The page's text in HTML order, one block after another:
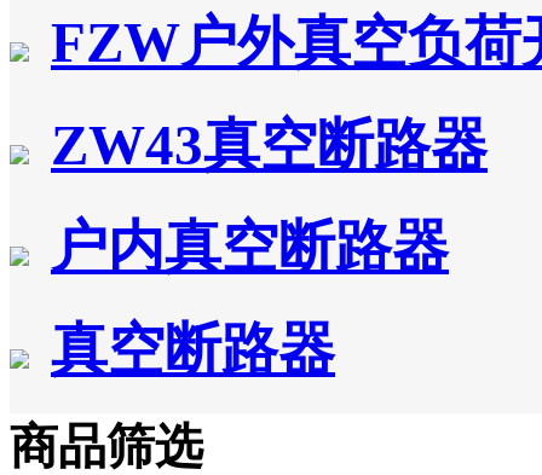
FZW户外真空负荷
ZW43真空断路器
户内真空断路器
真空断路器
商品筛选